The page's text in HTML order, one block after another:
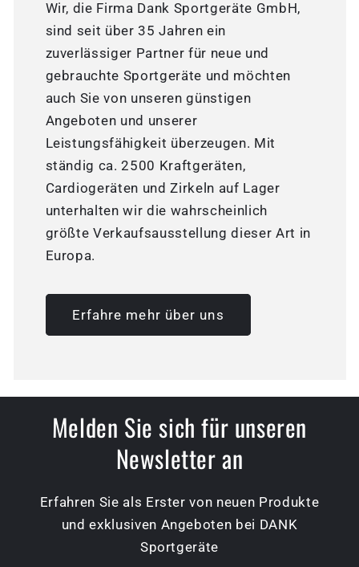
Wir, die Firma Dank Sportgeräte GmbH,
sind seit über 35 Jahren ein
zuverlässiger Partner für neue und
gebrauchte Sportgeräte und möchten
auch Sie von unseren günstigen
Angeboten und unserer
Leistungsfähigkeit überzeugen. Mit
ständig ca. 2500 Kraftgeräten,
Cardiogeräten und Zirkeln auf Lager
unterhalten wir die wahrscheinlich
größte Verkaufsausstellung dieser Art in
Europa.
Erfahre mehr über uns
Melden Sie sich für unseren
Newsletter an
Erfahren Sie als Erster von neuen Produkte
und exklusiven Angeboten bei DANK
Sportgeräte